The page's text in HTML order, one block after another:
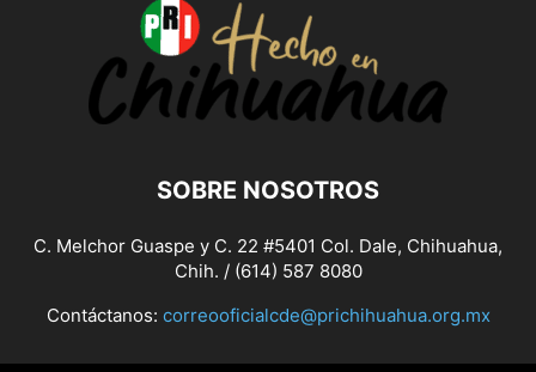
SOBRE NOSOTROS
C. Melchor Guaspe y C. 22 #5401 Col. Dale, Chihuahua,
Chih. / (614) 587 8080
Contáctanos: correooficialcde@prichihuahua.org.mx